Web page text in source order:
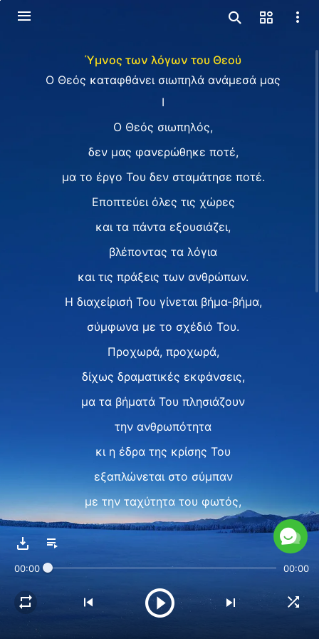
Ύμνος των λόγων του Θεού
Ο Θεός καταφθάνει σιωπηλά ανάμεσά μας
I
Ο Θεός σιωπηλός,
δεν μας φανερώθηκε ποτέ,
μα το έργο Του δεν σταμάτησε ποτέ.
Εποπτεύει όλες τις χώρες
και τα πάντα εξουσιάζει,
βλέποντας τα λόγια
και τις πράξεις των ανθρώπων.
Η διαχείρισή Του γίνεται βήμα-βήμα,
σύμφωνα με το σχέδιό Του.
Προχωρά, προχωρά,
δίχως δραματικές εκφάνσεις,
μα τα βήματά Του πλησιάζουν
την ανθρωπότητα
κι η έδρα της κρίσης Του
εξαπλώνεται στο σύμπαν
με την ταχύτητα του φωτός,
με την κάθοδο του θρόνου Του
Τι μεγαλοπρεπής
00:00 00:00